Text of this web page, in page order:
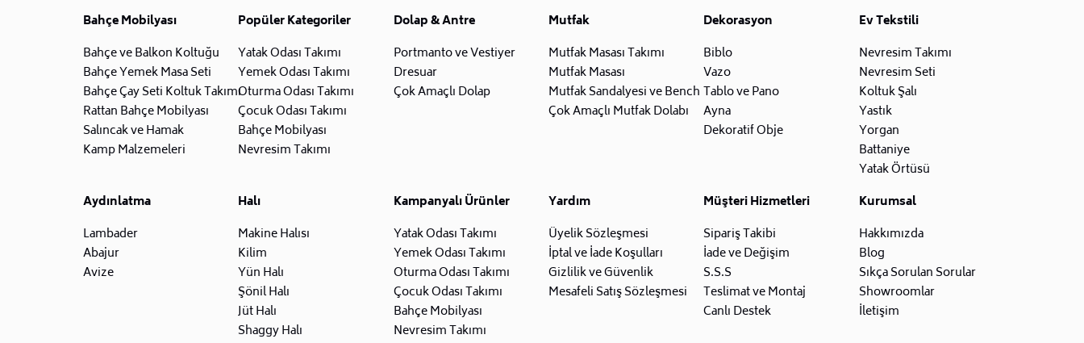
Bahçe Mobilyası
Bahçe ve Balkon Koltuğu
Bahçe Yemek Masa Seti
Bahçe Çay Seti Koltuk Takımı
Rattan Bahçe Mobilyası
Salıncak ve Hamak
Kamp Malzemeleri
Popüler Kategoriler
Yatak Odası Takımı
Yemek Odası Takımı
Oturma Odası Takımı
Çocuk Odası Takımı
Bahçe Mobilyası
Nevresim Takımı
Dolap & Antre
Portmanto ve Vestiyer
Dresuar
Çok Amaçlı Dolap
Mutfak
Mutfak Masası Takımı
Mutfak Masası
Mutfak Sandalyesi ve Bench
Çok Amaçlı Mutfak Dolabı
Dekorasyon
Biblo
Vazo
Tablo ve Pano
Ayna
Dekoratif Obje
Ev Tekstili
Nevresim Takımı
Nevresim Seti
Koltuk Şalı
Yastık
Yorgan
Battaniye
Yatak Örtüsü
Aydınlatma
Lambader
Abajur
Avize
Halı
Makine Halısı
Kilim
Yün Halı
Şönil Halı
Jüt Halı
Shaggy Halı
Kampanyalı Ürünler
Yatak Odası Takımı
Yemek Odası Takımı
Oturma Odası Takımı
Çocuk Odası Takımı
Bahçe Mobilyası
Nevresim Takımı
Yardım
Üyelik Sözleşmesi
İptal ve İade Koşulları
Gizlilik ve Güvenlik
Mesafeli Satış Sözleşmesi
Müşteri Hizmetleri
Sipariş Takibi
İade ve Değişim
S.S.S
Teslimat ve Montaj
Canlı Destek
Kurumsal
Hakkımızda
Blog
Sıkça Sorulan Sorular
Showroomlar
İletişim